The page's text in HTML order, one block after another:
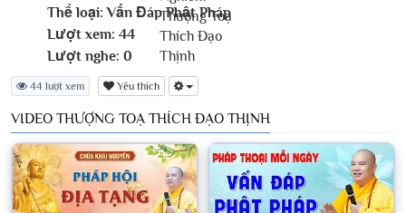
Thể loại: Vấn Đáp Phật Pháp
Lượt xem: 44
Lượt nghe: 0
44 lượt xem Yêu thích
VIDEO THƯỢNG TOẠ THÍCH ĐẠO THỊNH